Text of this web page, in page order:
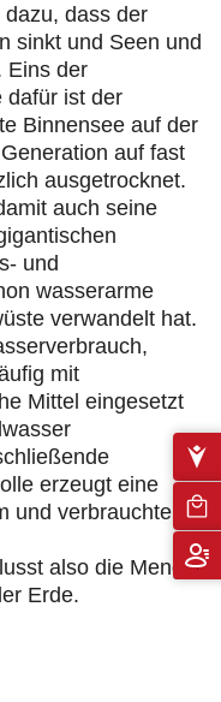
dass der
sinkt und Seen und
Eins der
dafür ist der
Binnensee auf der
auf fast
ausgetrocknet.
auch seine
und
wasserarme
verwandelt hat.
mit
Mittel eingesetzt
erzeugt eine
und verbrauchtem
also die Menge
Erde.